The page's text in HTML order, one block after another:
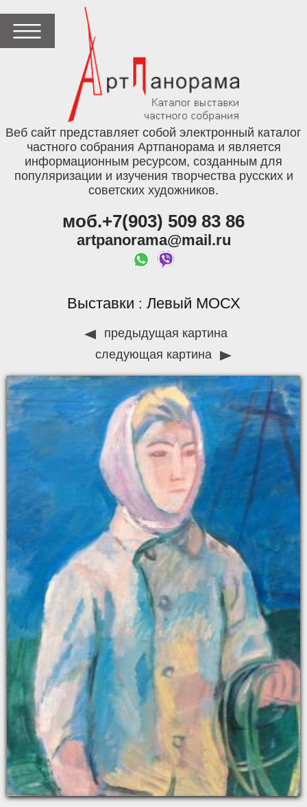
Веб сайт представляет собой электронный каталог
частного собрания Артпанорама и является
информационным ресурсом, созданным для
популяризации и изучения творчества русских и
советских художников.
моб.+7(903) 509 83 86
artpanorama@mail.ru
Выставки : Левый МОСХ
предыдущая картина
следующая картина